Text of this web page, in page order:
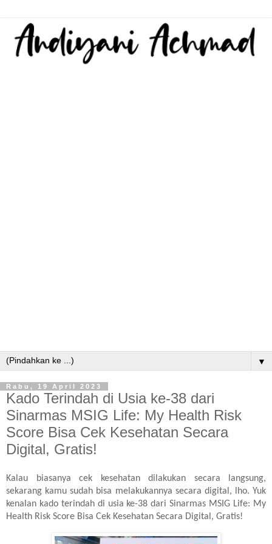
▼
Rabu, 19 April 2023
Kado Terindah di Usia ke-38 dari
Sinarmas MSIG Life: My Health Risk
Score Bisa Cek Kesehatan Secara
Digital, Gratis!
Kalau biasanya cek kesehatan dilakukan secara langsung,
sekarang kamu sudah bisa melakukannya secara digital, lho. Yuk
kenalan kado terindah di usia ke-38 dari Sinarmas MSIG Life: My
Health Risk Score Bisa Cek Kesehatan Secara Digital, Gratis!